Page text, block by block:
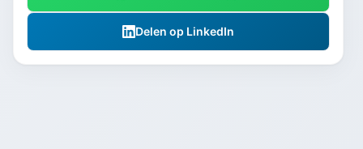
Delen op LinkedIn